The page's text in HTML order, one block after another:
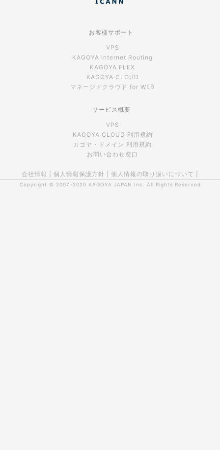
お客様サポート
VPS
KAGOYA Internet Routing
KAGOYA FLEX
KAGOYA CLOUD
マネージドクラウド for WEB
サービス概要
VPS
KAGOYA CLOUD 利用規約
カゴヤ・ドメイン 利用規約
お問い合わせ窓口
会社情報 個人情報保護方針 個人情報の取り扱いについて
Copyright © 2007-2020 KAGOYA JAPAN Inc. All Rights Reserved.